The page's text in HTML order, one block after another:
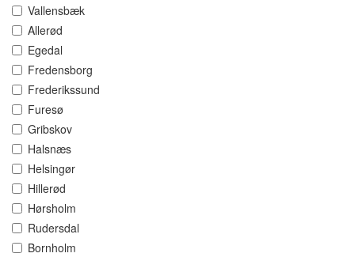
Vallensbæk
Allerød
Egedal
Fredensborg
Frederikssund
Furesø
Gribskov
Halsnæs
Helsingør
Hillerød
Hørsholm
Rudersdal
Bornholm